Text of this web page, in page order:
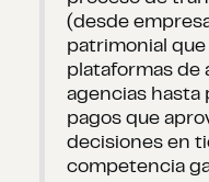
(desde
patrimonial
plataformas de
agencias hasta
pagos que
decisiones en
competencia